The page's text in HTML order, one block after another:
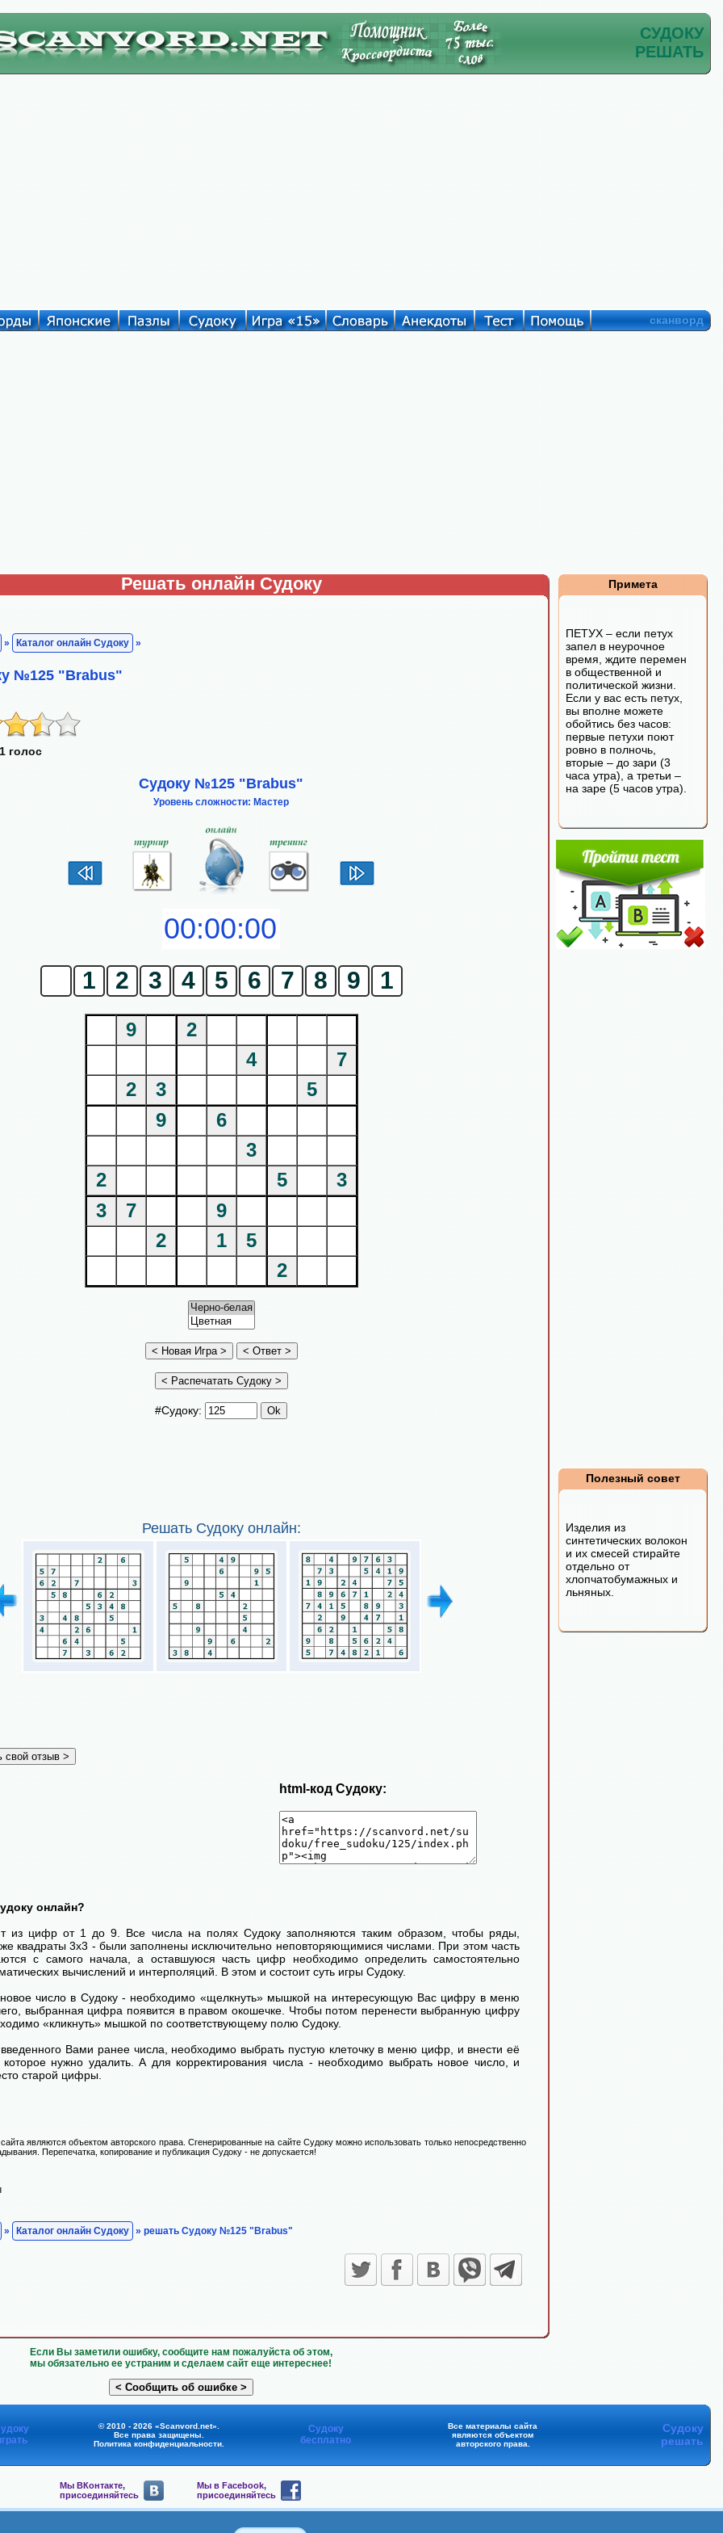
СУДОКУ
РЕШАТЬ
сканворд
Решать онлайн Судоку
» Каталог онлайн Судоку »
№125 "Brabus"
голос
Судоку №125 "Brabus"
Уровень сложности: Мастер
1 2 3 4 5 6 7 8 9 1
9
2
4
7
2
3
5
9
6
3
2
5
3
3
7
9
2
1
5
2
#Судоку:
Решать Судоку онлайн:
html-код Судоку:
онлайн?
из цифр от 1 до 9. Все числа на полях Судоку заполняются таким образом, чтобы ряды,
квадраты 3х3 - были заполнены исключительно неповторяющимися числами. При этом часть
с самого начала, а оставшуюся часть цифр необходимо определить самостоятельно
вычислений и интерполяций. В этом и состоит суть игры Судоку.
число в Судоку - необходимо «щелкнуть» мышкой на интересующую Вас цифру в меню
выбранная цифра появится в правом окошечке. Чтобы потом перенести выбранную цифру
«кликнуть» мышкой по соответствующему полю Судоку.
Вами ранее числа, необходимо выбрать пустую клеточку в меню цифр, и внести её
которое нужно удалить. А для корректирования числа - необходимо выбрать новое число, и
старой цифры.
являются объектом авторского права. Сгенерированные на сайте Судоку можно использовать только непосредственно
Перепечатка, копирование и публикация Судоку - не допускается!
» Каталог онлайн Судоку » решать Судоку №125 "Brabus"
Примета
ПЕТУХ – если петух
запел в неурочное
время, ждите перемен
в общественной и
политической жизни.
Если у вас есть петух,
вы вполне можете
обойтись без часов:
первые петухи поют
ровно в полночь,
вторые – до зари (3
часа утра), а третьи –
на заре (5 часов утра).
Полезный совет
Изделия из
синтетических волокон
и их смесей стирайте
отдельно от
хлопчатобумажных и
льняных.
Если Вы заметили ошибку, сообщите нам пожалуйста об этом,
мы обязательно ее устраним и сделаем сайт еще интереснее!
© 2010 - 2026 «Scanvord.net».
Все права защищены.
Политика конфиденциальности.
Судоку
бесплатно
Все материалы сайта
являются объектом
авторского права.
Судоку
решать
Мы ВКонтакте,
присоединяйтесь
Мы в Facebook,
присоединяйтесь
присоединяйтесь